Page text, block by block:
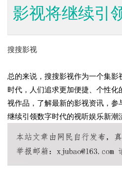
影视将继续引
搜搜影视
总的来说，搜搜影视作为一个集
时代，人们追求更加便捷、个性
视作品，了解最新的影视资讯，
继续引领数字时代的视听娱乐新